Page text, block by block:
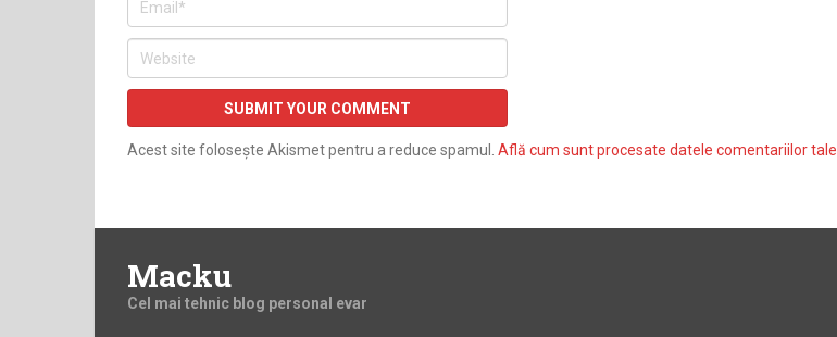
Acest site folosește Akismet pentru a reduce spamul. Află cum sunt procesate datele comentariilor tale
Macku
Cel mai tehnic blog personal evar